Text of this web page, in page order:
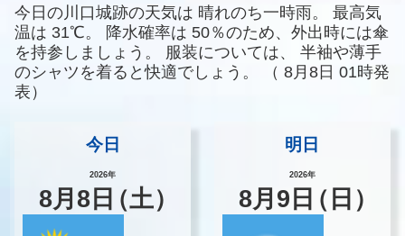
今日の川口城跡の天気は 晴れのち一時雨。
最高気
温は 31℃。 降水確率は 50％のため、外出時には傘
を持参しましょう。
服装については、
半袖や薄手
のシャツを着ると快適でしょう。
（ 8月8日 01時発
表）
今日
2026年
8月8 日（土）
明日
2026年
8月 9 日（日）